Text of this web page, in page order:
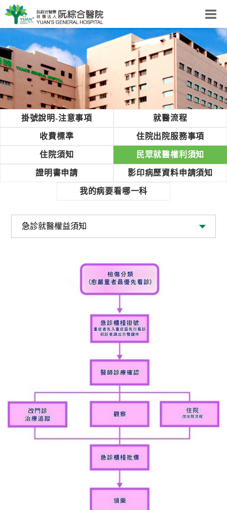
阮綜合醫院
粉絲團
網站導覽
Select Language ▼
回首頁
就
指
掛號說明-注意事項 就醫流程
收費標準 住院出院服務事項
住院須知 民眾就醫權利須知
證明書申請 影印病歷資料申請須知
我的病要看哪一科